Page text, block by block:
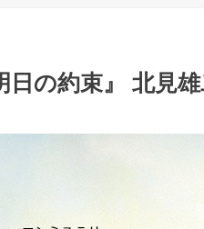
日の約束』 北見